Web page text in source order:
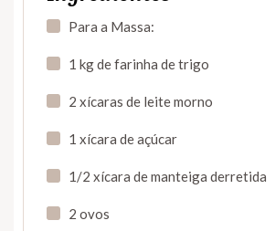
Para a Massa:
1 kg de farinha de trigo
2 xícaras de leite morno
1 xícara de açúcar
1/2 xícara de manteiga derretida
2 ovos